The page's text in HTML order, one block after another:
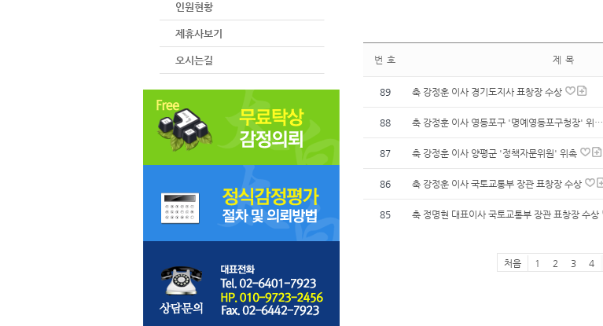
인원현황
제휴사보기
오시는길 번 호 제 목
89 축 강정훈 이사 경기도지사 표창장 수상
88 축 강정훈 이사 영등포구 '명예영등포구청장' 위…
87 축 강정훈 이사 양평군 '정책자문위원' 위촉
86 축 강정훈 이사 국토교통부 장관 표창장 수상
85 축 정명현 대표이사 국토교통부 장관 표창장 수상
처음 1 2 3 4